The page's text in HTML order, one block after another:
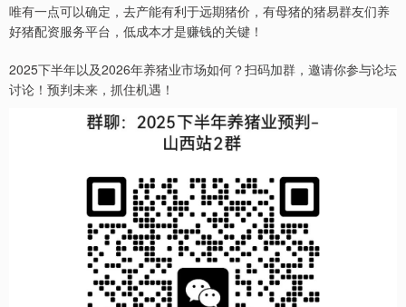
唯有一点可以确定，去产能有利于远期猪价，有母猪的猪易群友们养
好猪配资服务平台，低成本才是赚钱的关键！
2025下半年以及2026年养猪业市场如何？扫码加群，邀请你参与论坛
讨论！预判未来，抓住机遇！